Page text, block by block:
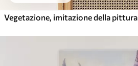
Vegetazione, imitazione della pittura